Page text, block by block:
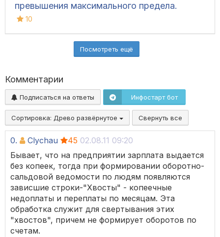
превышения максимального предела.
Конфигурация: ЗИК 7.70.328
10
Посмотреть ещё
Комментарии
Подписаться на ответы Инфостарт бот
Сортировка: Древо развёрнутое Свернуть все
0. Clychau 45 02.08.11 09:20
Бывает, что на предприятии зарплата выдается
без копеек, тогда при формировании оборотно-
сальдовой ведомости по людям появляются
зависшие строки-"Хвосты" - копеечные
недоплаты и переплаты по месяцам. Эта
обработка служит для свертывания этих
"хвостов", причем не формирует оборотов по
счетам.